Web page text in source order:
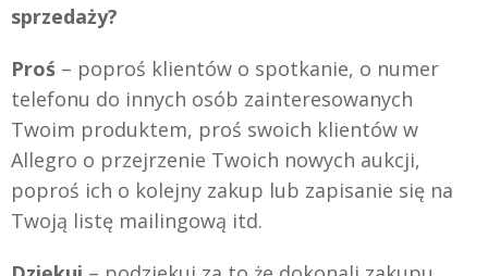
sprzedaży?
Proś – poproś klientów o spotkanie, o numer
telefonu do innych osób zainteresowanych
Twoim produktem, proś swoich klientów w
Allegro o przejrzenie Twoich nowych aukcji,
poproś ich o kolejny zakup lub zapisanie się na
Twoją listę mailingową itd.